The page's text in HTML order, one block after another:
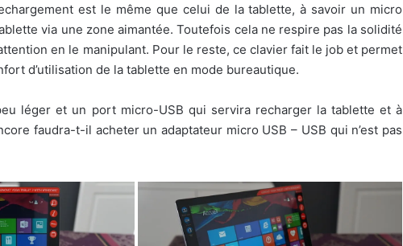
est le même que celui de la tablette, à savoir un micro
via une zone aimantée. Toutefois cela ne respire pas la solidité
en le manipulant. Pour le reste, ce clavier fait le job et permet
d’utilisation de la tablette en mode bureautique.
léger et un port micro-USB qui servira recharger la tablette et à
faudra-t-il acheter un adaptateur micro USB – USB qui n’est pas